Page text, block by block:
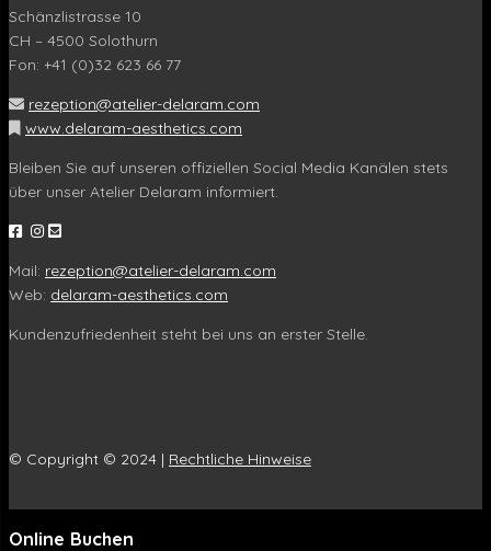
Schänzlistrasse 10
CH – 4500 Solothurn
Fon: +41 (0)32 623 66 77
rezeption@atelier-delaram.com
www.delaram-aesthetics.com
Bleiben Sie auf unseren offiziellen Social Media Kanälen stets
über unser Atelier Delaram informiert.
Mail: rezeption@atelier-delaram.com
Web: delaram-aesthetics.com
Kundenzufriedenheit steht bei uns an erster Stelle.
© Copyright © 2024 | Rechtliche Hinweise
Online Buchen